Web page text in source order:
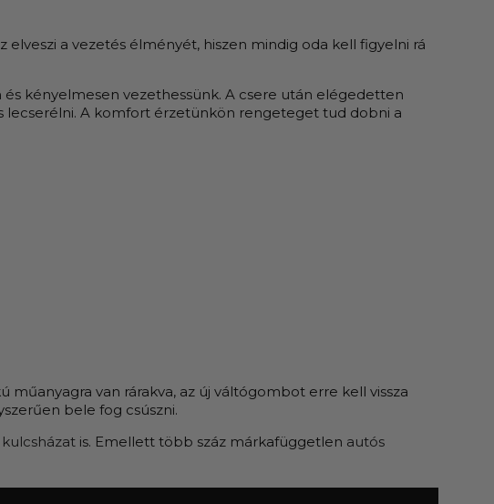
a vezetés élményét, hiszen mindig oda kell figyelni rá
kényelmesen vezethessünk. A csere után elégedetten
lecserélni. A komfort érzetünkön rengeteget tud dobni a
van rárakva, az új váltógombot erre kell vissza
bele fog csúszni.
kulcsházat is. Emellett több száz márkafüggetlen autós